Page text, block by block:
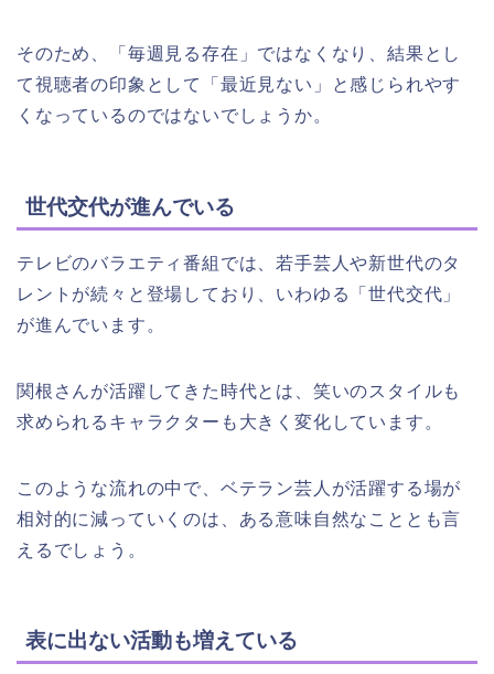
そのため、「毎週見る存在」ではなくなり、結果とし
て視聴者の印象として「最近見ない」と感じられやす
くなっているのではないでしょうか。
世代交代が進んでいる
テレビのバラエティ番組では、若手芸人や新世代のタ
レントが続々と登場しており、いわゆる「世代交代」
が進んでいます。
関根さんが活躍してきた時代とは、笑いのスタイルも
求められるキャラクターも大きく変化しています。
このような流れの中で、ベテラン芸人が活躍する場が
相対的に減っていくのは、ある意味自然なこととも言
えるでしょう。
表に出ない活動も増えている